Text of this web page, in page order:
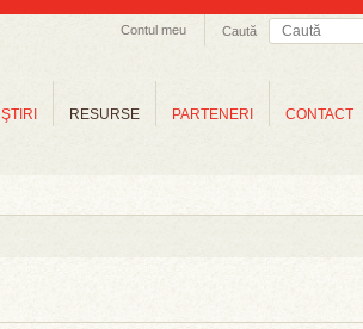
Caută
Contul meu
ŞTIRI RESURSE PARTENERI CONTACT